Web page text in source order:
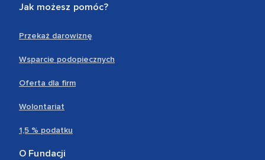
Jak możesz pomóc?
Przekaż darowiznę
Wsparcie podopiecznych
Oferta dla firm
Wolontariat
1,5 % podatku
O Fundacji